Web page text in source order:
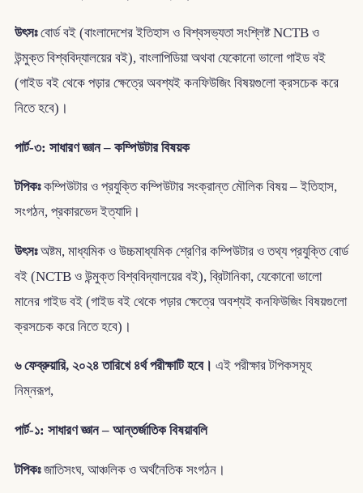
উৎসঃবোর্ড বই (বাংলাদেশের ইতিহাস ও বিশ্বসভ্যতা সংশ্লিষ্ট NCTB ও
উন্মুক্ত বিশ্ববিদ্যালয়ের বই), বাংলাপিডিয়া অথবা যেকোনো ভালো গাইড বই
(গাইড বই থেকে পড়ার ক্ষেত্রে অবশ্যই কনফিউজিং বিষয়গুলো ক্রসচেক করে
নিতে হবে)।
পার্ট-৩: সাধারণ জ্ঞান – কম্পিউটার বিষয়ক
টপিকঃকম্পিউটার ও প্রযুক্তি কম্পিউটার সংক্রান্ত মৌলিক বিষয় – ইতিহাস,
সংগঠন, প্রকারভেদ ইত্যাদি।
উৎসঃঅষ্টম, মাধ্যমিক ও উচ্চমাধ্যমিক শ্রেণির কম্পিউটার ও তথ্য প্রযুক্তি বোর্ড
বই (NCTB ও উন্মুক্ত বিশ্ববিদ্যালয়ের বই), ব্রিটানিকা, যেকোনো ভালো
মানের গাইড বই (গাইড বই থেকে পড়ার ক্ষেত্রে অবশ্যই কনফিউজিং বিষয়গুলো
ক্রসচেক করে নিতে হবে)।
৬ ফেব্রুয়ারি, ২০২৪ তারিখে ৪র্থ পরীক্ষাটি হবে। এই পরীক্ষার টপিকসমূহ
নিম্নরূপ,
পার্ট-১: সাধারণ জ্ঞান – আন্তর্জাতিক বিষয়াবলি
টপিকঃজাতিসংঘ, আঞ্চলিক ও অর্থনৈতিক সংগঠন।